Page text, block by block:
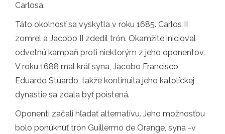
Carlosa.
Táto okolnosť sa vyskytla v roku 1685. Carlos II
zomrel a Jacobo II zdedil trón. Okamžite inicioval
odvetnú kampaň proti niektorým z jeho oponentov.
V roku 1688 mal kráľ syna, Jacobo Francisco
Eduardo Stuardo, takže kontinuita jeho katolíckej
dynastie sa zdala byť poistená.
Oponenti začali hľadať alternatívu. Jeho možnosťou
bolo ponúknuť trón Guillermo de Orange, syna -v